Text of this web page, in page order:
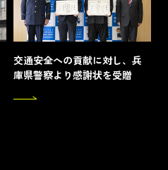
交通安全への貢献に対し、兵
庫県警察より感謝状を受贈